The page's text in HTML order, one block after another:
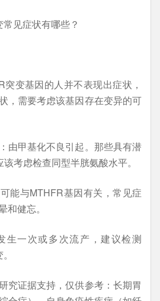
见症状有哪些？
变基因的人并不表现出症状，
，需要考虑该基因存在变异的可
由甲基化不良引起。那些具有潜
考虑检查同型半胱氨酸水平。
能与MTHFR基因有关，常见症
和健忘。
生一次或多次流产，建议检测
究证据支持，仅供参考：长期胃